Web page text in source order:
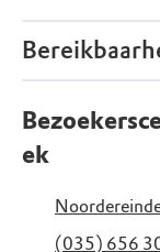
ek
(035) 656